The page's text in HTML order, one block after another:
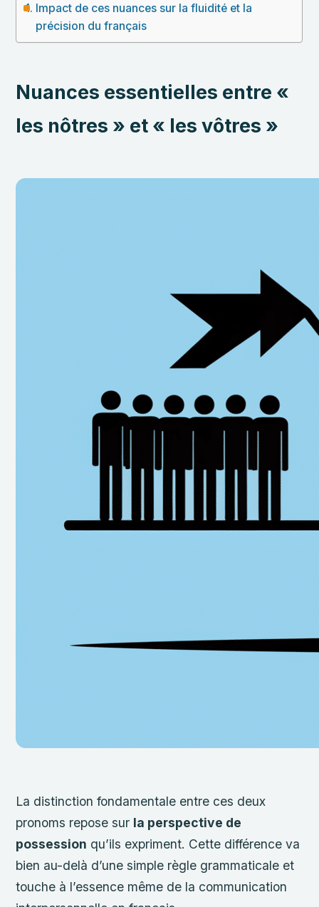
Impact de ces nuances sur la fluidité et la
précision du français
Nuances essentielles entre «
les nôtres » et « les vôtres »
La distinction fondamentale entre ces deux
pronoms repose sur la perspective de
possession qu’ils expriment. Cette différence va
bien au-delà d’une simple règle grammaticale et
touche à l’essence même de la communication